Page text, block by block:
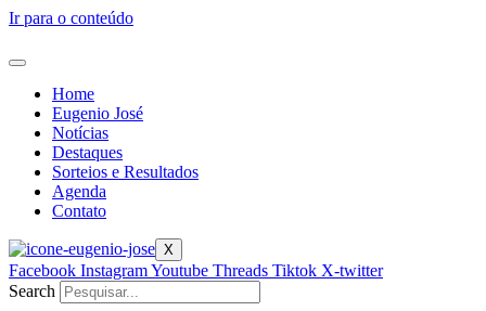
Ir para o conteúdo
Home
Eugenio José
Notícias
Destaques
Sorteios e Resultados
Agenda
Contato
X
Facebook InstagramYoutube Threads Tiktok X-twitter
Search